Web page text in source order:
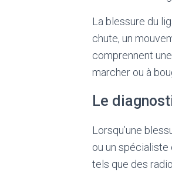
La blessure du
chute, un
comprennent
marcher ou à
Le
Lorsqu’une
ou un
tels que des